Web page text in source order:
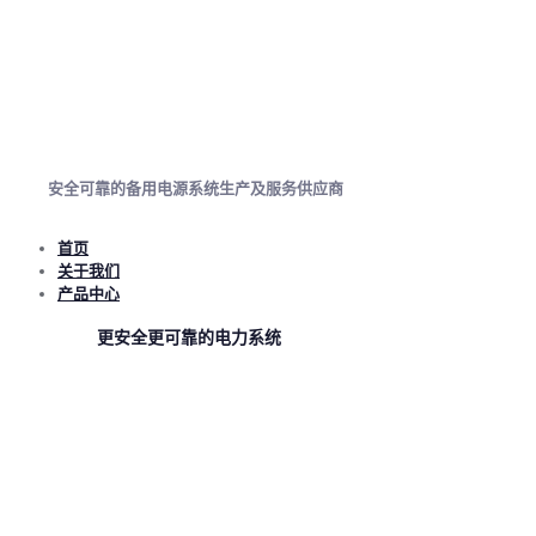
安全可靠的备用电源系统生产及服务供应商
首页
关于我们
产品中心
更安全更可靠的电力系统